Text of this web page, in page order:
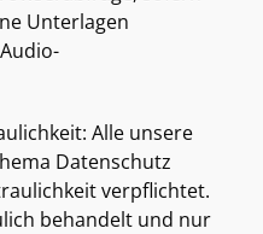
Unterlagen
Alle unsere
Datenschutz
verpflichtet.
behandelt und nur